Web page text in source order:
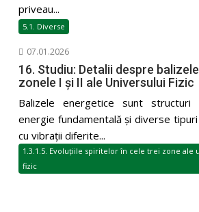
priveau...
5.1. Diverse
07.01.2026
16. Studiu: Detalii despre
zonele I și II ale Universului Fizic
Balizele energetice sunt structuri
energie fundamentală și diverse
cu vibrații diferite...
1.3.1.5. Evoluțiile spiritelor în cele trei zone ale
fizic